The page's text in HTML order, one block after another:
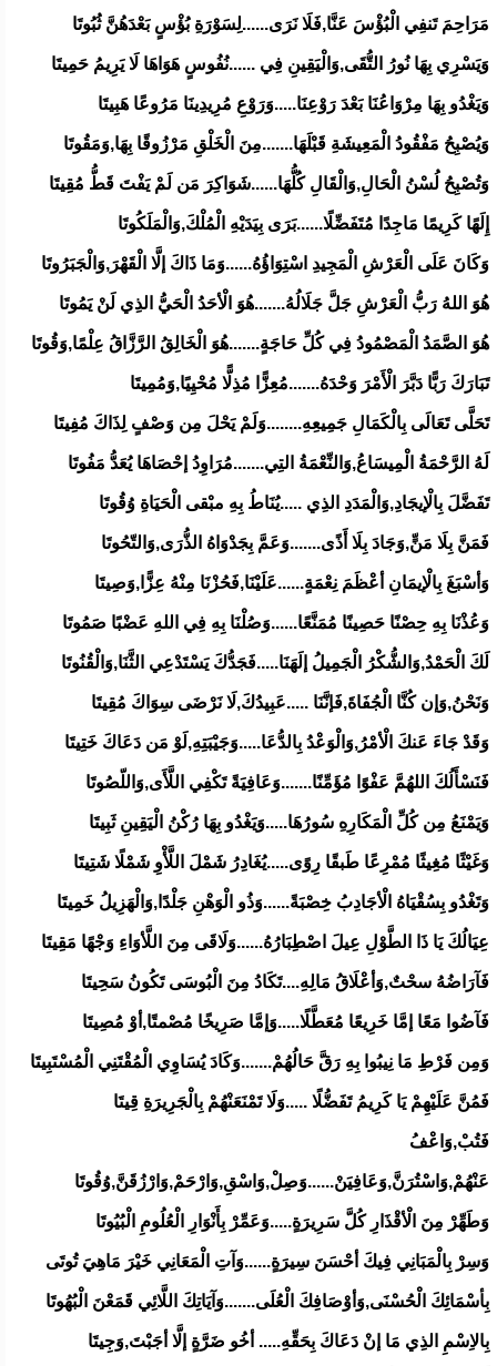
مَرَاحِمَ تَنفِي الْبُؤْسَ عَنَّا,فَلَا نَرَى......لِسَوْرَةِ بُؤْسٍ بَعْدَهُنَّ ثُبُوتَا
وَيَسْرِي بِهَا نُورُ التُّقَى,وَالْيَقِينِ فِي ......نُفُوسٍ هَوَاهَا لَا يَرِيمُ حَمِيتَا
وَيَغْدُو بِهَا مِرْوَاعُنَا بَعْدَ رَوْعِنَا.....وَرَوْعِ مُرِيدِينَا مَرُوعًا هَبِيتَا
وَيُصْبِحُ مَفْقُودُ الْمَعِيشَةِ قَبْلَهَا.......مِنَ الْخَلْقِ مَرْزُوقًا بِهَا,وَمَقُوتَا
وَتُصْبِحُ لُسْنُ الْحَالِ,وَالْقَالِ كُلُّهَا......شَوَاكِرَ مَن لَمْ يَفْتَ قَطُّ مُقِيتَا
إِلَهًا كَرِيمًا مَاجِدًا مُتَفَضِّلًا......بَرَى بِيَدَيْهِ الْمُلْكَ,وَالْمَلَكُوتَا
وَكَانَ عَلَى الْعَرْشِ الْمَجِيدِ اسْتِوَاؤُهُ......وَمَا ذَاكَ إلَّا الْقَهْرَ,وَالْجَبَرُوتَا
هُوَ اللهُ رَبُّ الْعَرْشِ جَلَّ جَلَالُهُ.......هُوَ الْأحَدُ الْحَيُّ الذِي لَنْ يَمُوتَا
هُوَ الصَّمَدُ الْمَصْمُودُ فِي كُلِّ حَاجَةٍ.......هُوَ الْخَالِقُ الرَّزَّاقُ عِلْمًا,وَقُوتَا
تَبَارَكَ رَبًّا دَبَّرَ الْأَمْرَ وَحْدَهُ.......مُعِزًّا مُذِلًّا مُحْيِيًا,وَمُمِيتَا
تَحَلَّى تَعَالَى بِالْكَمَالِ جَمِيعِهِ........وَلَمْ يَحْلَ مِن وَصْفٍ لِذَاكَ مُفِيتَا
لَهُ الرَّحْمَةُ الْمِيسَاعُ,وَالنِّعْمَةُ التِي.......مُرَاوِدُ إحْصَاهَا يُعَدُّ مَفُوتَا
تَفَضَّلَ بِالْإيجَادِ,وَالْمَدَدِ الذِي .....يُنَاطُ بِهِ مبْقى الْحَيَاةِ وُقُوتَا
فَمَنَّ بِلَا مَنٍّ,وَجَادَ بِلَا أَذًى.......وَعَمَّ بِجَدْوَاهُ الذُّرَى,وَالتّحُوتَا
وَأسْبَغَ بِالْإيمَانِ أعْظَمَ نِعْمَةٍ......عَلَيْنَا,فَحُزْنَا مِنْهُ عِزًّا,وَصِيتَا
وَعُذْنَا بِهِ حِصْنًا حَصِينًا مُمَنَّعًا......وَصُلْنَا بِهِ فِي اللهِ عَضْبًا صَمُوتَا
لَكَ الْحَمْدُ,وَالشُّكْرُ الْجَمِيلُ إلَهَنَا.....فَجَدُّكَ يَسْتَدْعِي الثَّنَا,وَالْقُنُوتَا
وَنَحْنُ,وَإن كُنَّا الْجُفَاةَ,فَإنَّنَا .....عَبِيدُكَ,لَا نَرْضَى سِوَاكَ مُقِيتَا
وَقَدْ جَاءَ عَنكَ الْأمْرُ,وَالْوَعْدُ بِالدُّعَا.....وَجَيْبَتِهِ,لَوْ مَن دَعَاكَ خَتِيتَا
فَنَسْأَلُكَ اللهُمَّ عَفْوًا مُؤَمِّنًا.......وَعَافِيَةً تَكْفِي اللَّأَى,وَاللّصُوتَا
وَيَمْنَعُ مِن كُلِّ الْمَكَارِهِ سُورُهَا.....وَيَغْدُو بِهَا رُكْنُ الْيَقِينِ ثَبِيتَا
وَغَيْثًا مُغِيثًا مُمْرِعًا طَبقًا رِوًى.....يُغَادِرُ شَمْلَ اللَّأْوِ شَمْلًا شَتِيتَا
وَتَغْدُو بِسُقْيَاهُ الْأجَادِبُ خِصْبَةً......وَذُو الْوَهْنِ جَلْدًا,وَالْهَزِيلُ خَمِيتَا
عِيَالُكَ يَا ذَا الطَّوْلِ عِيلَ اصْطِبَارُهُ......وَلَاقَى مِنَ اللَّأوَاءِ وَجْهًا مَقِيتَا
فَآرَاضُهُ سحْتٌ,وَأعْلَاقُ مَالِهِ....تَكَادُ مِنَ الْبُوسَى تَكُونُ سَحِيتَا
فَآضُوا مَعًا إمَّا خَرِيعًا مُعَطَّلًا.....وَإمَّا صَرِيخًا مُصْمتًا,أوْ مُصِيتَا
وَمِن فَرْطِ مَا نِيبُوا بِهِ رَقَّ حَالُهُمْ.......وَكَادَ يُسَاوِي الْمُقْتَنِي الْمُسْتَبِيتَا
فَمُنَّ عَلَيْهِمْ يَا كَرِيمُ تَفَضُّلًا .....وَلَا تَمْنَعَنْهُمْ بِالْجَرِيرَةِ قِيتَا
فَتُبْ,وَاعْفُ
عَنْهُمْ,وَاسْتُرَنَّ,وَعَافِيَنْ......وَصِلْ,وَاسْقِ,وَارْحَمْ,وَارْزُقَنَّ,وُقُوتَا
وَطَهِّرْ مِنَ الْأقْذَارِ كُلَّ سَرِيرَةٍ.....وَعَمِّرْ بِأَنْوَارِ الْعُلُومِ الْبُيُوتَا
وَسِرْ بِالْمَبَانِي فِيكَ أحْسَنَ سِيرَةٍ......وَآتِ الْمَعَانِي خَيْرَ مَاهِيَ تُوتَى
بِأسْمَائِكَ الْحُسْنَى,وَأوْصَافِكَ الْعُلَى.......وَآيَاتِكَ اللَّائِي قَمَعْنَ الْبُهُوتَا
بِالاِسْمِ الذِي مَا إنْ دَعَاكَ بِحَقِّهِ..... أخُو ضَرَّةٍ إلَّا أجَبْتَ,وَجِيتَا